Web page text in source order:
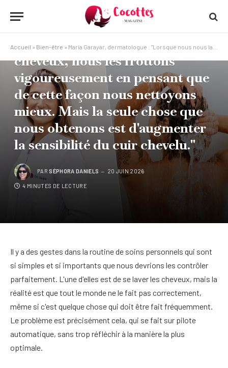
Accueil » Bien-être » María Garayar, dermatologue : "Lorsque nous nous lavons les cheveux, nous les frottons vigoureusement en pensant que de cette façon nous nettoyons mieux. Mais la seule chose que nous obtenons est d'augmenter la sensibilité du cuir chevelu."
María Garayar, dermatologue :
"Lorsque nous nous lavons les
cheveux, nous les frottons
vigoureusement en pensant que
de cette façon nous nettoyons
mieux. Mais la seule chose que
nous obtenons est d'augmenter
la sensibilité du cuir chevelu."
PAR SÉPHORA DANIELS 20 JUIN 2026
4 MINUTES DE LECTURE
Il y a des gestes dans la routine de soins personnels qui sont
si simples et si importants que nous devrions les contrôler
parfaitement. L'une d'elles est de se laver les cheveux, mais la
réalité est que tout le monde ne le fait pas correctement,
même si c'est quelque chose qui doit être fait fréquemment.
Le problème est précisément cela, qui se fait sur pilote
automatique, sans trop réfléchir à la manière la plus
optimale.